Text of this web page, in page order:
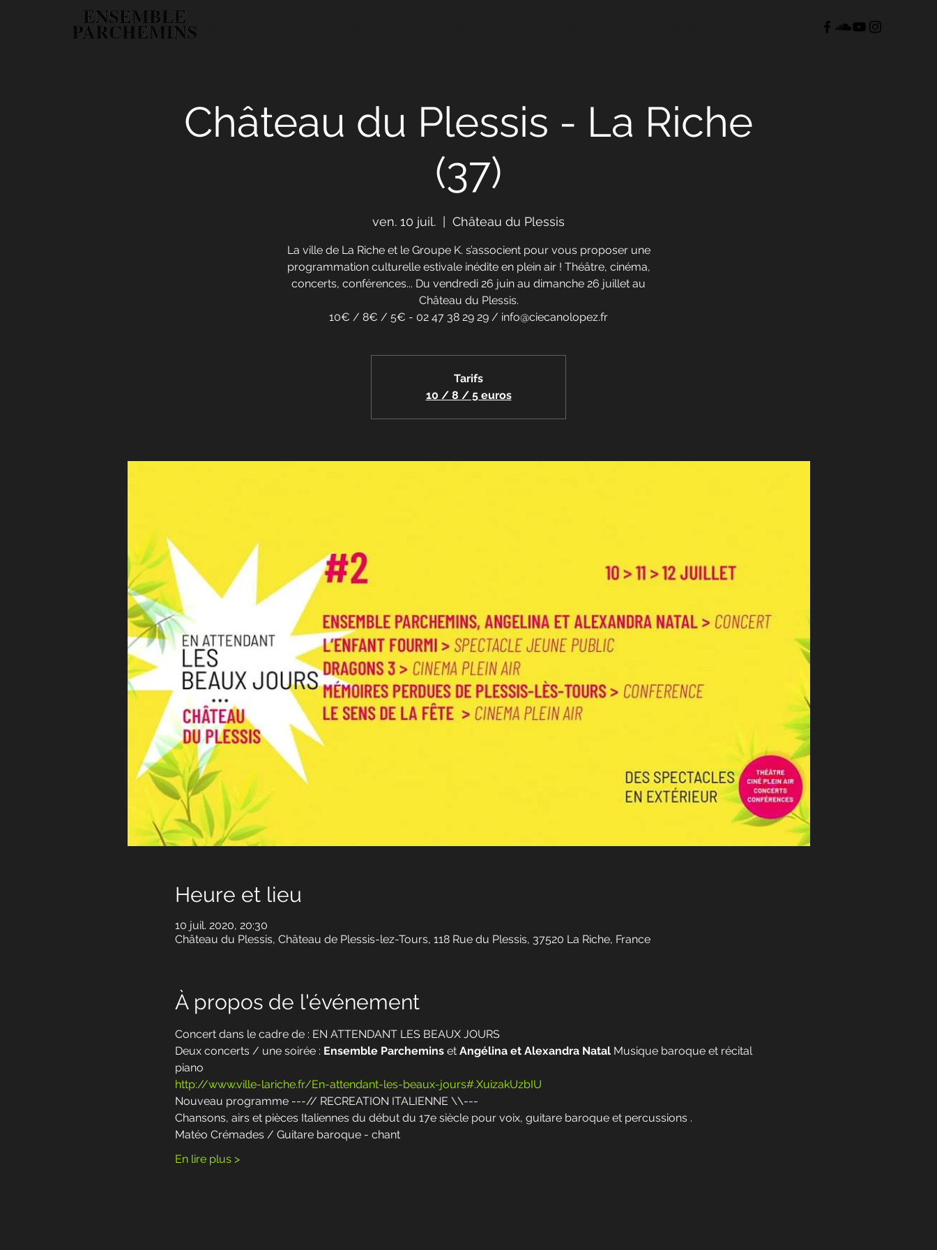
Château du Plessis - La Riche
(37)
ven. 10 juil. Château du Plessis
La ville de La Riche et le Groupe K. s’associent pour vous proposer une
programmation culturelle estivale inédite en plein air ! Théâtre, cinéma,
concerts, conférences... Du vendredi 26 juin au dimanche 26 juillet au
Château du Plessis.
10€ / 8€ / 5€ - 02 47 38 29 29 / info@ciecanolopez.fr
Tarifs
10 / 8 / 5 euros
Heure et lieu
10 juil. 2020, 20:30
Château du Plessis, Château de Plessis-lez-Tours, 118 Rue du Plessis, 37520 La Riche, France
À propos de l'événement
Concert dans le cadre de : EN ATTENDANT LES BEAUX JOURS
Deux concerts / une soirée : Ensemble Parchemins et Angélina et Alexandra Natal Musique baroque et récital
piano
http://www.ville-lariche.fr/En-attendant-les-beaux-jours#.XuizakUzbIU
Nouveau programme ---// RECREATION ITALIENNE \\---
Chansons, airs et pièces Italiennes du début du 17e siècle pour voix, guitare baroque et percussions .
Matéo Crémades / Guitare baroque - chant
En lire plus >